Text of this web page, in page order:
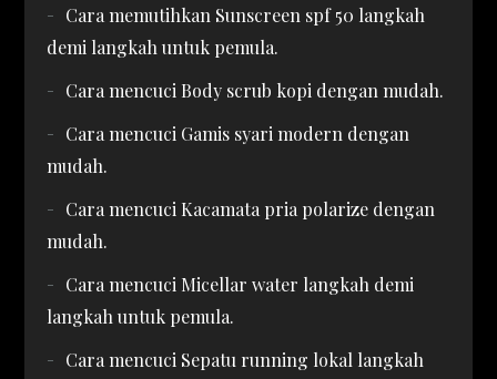
Cara memutihkan Sunscreen spf 50 langkah
demi langkah untuk pemula.
Cara mencuci Body scrub kopi dengan mudah.
Cara mencuci Gamis syari modern dengan
mudah.
Cara mencuci Kacamata pria polarize dengan
mudah.
Cara mencuci Micellar water langkah demi
langkah untuk pemula.
Cara mencuci Sepatu running lokal langkah